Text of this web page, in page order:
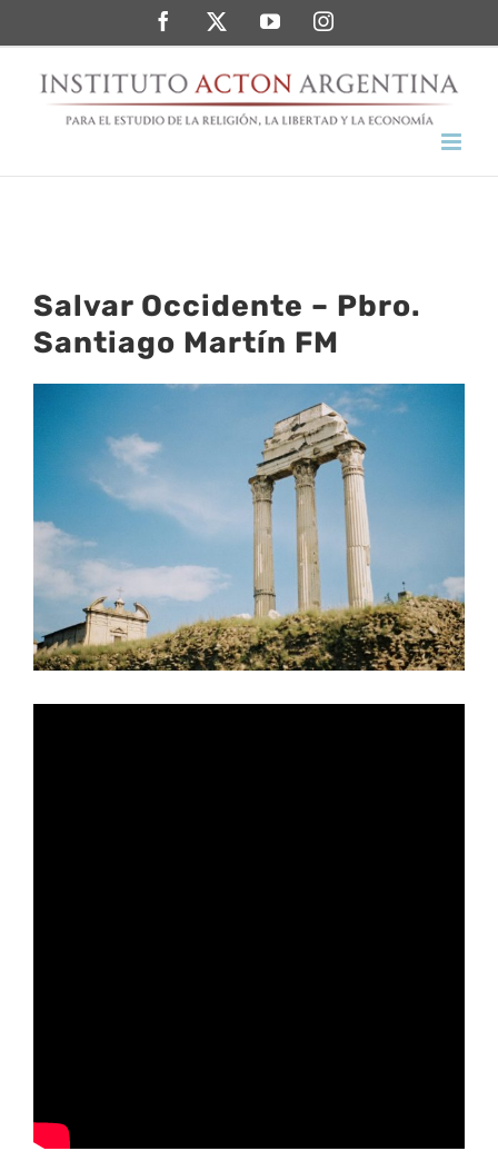
al
contenido
FacebookTwitterYouTubeInstagram
Salvar Occidente – Pbro.
Santiago Martín FM